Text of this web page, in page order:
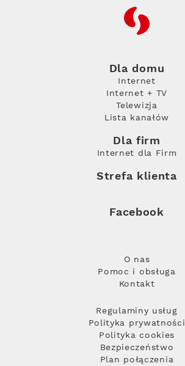
RFC
Dla domu
Internet
Internet + TV
Telewizja
Lista kanałów
Dla firm
Internet dla Firm
Strefa klienta
Facebook
O nas
Pomoc i obsługa
Kontakt
Regulaminy usług
Polityka prywatności
Polityka cookies
Bezpieczeństwo
Plan połączenia